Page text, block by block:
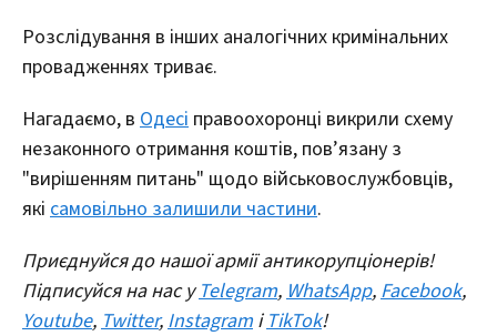
Розслідування в інших аналогічних кримінальних
провадженнях триває.
Нагадаємо, в Одесі правоохоронці викрили схему
незаконного отримання коштів, пов’язану з
"вирішенням питань" щодо військовослужбовців,
які самовільно залишили частини.
Приєднуйся до нашої армії антикорупціонерів!
Підписуйся на нас уTelegram, WhatsApp, Facebook,
Youtube, Twitter, Instagram і TikTok!